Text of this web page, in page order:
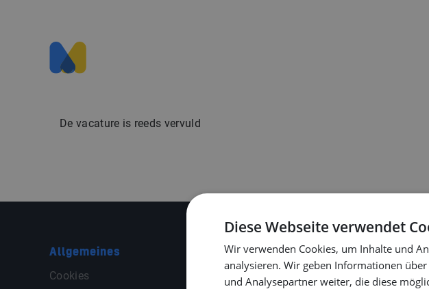
De vacature is reeds vervuld
Allgemeines
Cookies
Middle Point
Kontakt
Diese Webseite verwendet
Wir verwenden Cookies, um Inhalte und
analysieren. Wir geben Informationen
und Analysepartner weiter, die diese